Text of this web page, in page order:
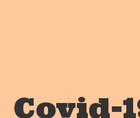
Covid-